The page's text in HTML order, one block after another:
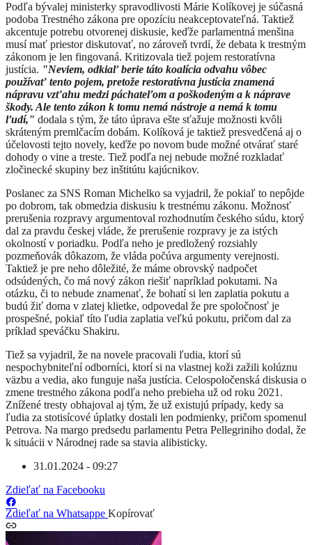
Podľa bývalej ministerky spravodlivosti Márie Kolíkovej je súčasná
podoba Trestného zákona pre opozíciu neakceptovateľná. Taktiež
akcentuje potrebu otvorenej diskusie, keďže parlamentná menšina
musí mať priestor diskutovať, no zároveň tvrdí, že debata k trestným
zákonom je len fingovaná. Kritizovala tiež pojem restoratívna
justícia. "Neviem, odkiaľ berie táto koalícia odvahu vôbec
používať tento pojem, pretože restoratívna justícia znamená
nápravu vzťahu medzi páchateľom a poškodeným a k náprave
škody. Ale tento zákon k tomu nemá nástroje a nemá k tomu
ľudí," dodala s tým, že táto úprava ešte sťažuje možnosti kvôli
skráteným premlčacím dobám. Kolíková je taktiež presvedčená aj o
účelovosti tejto novely, keďže po novom bude možné otvárať staré
dohody o vine a treste. Tiež podľa nej nebude možné rozkladať
zločinecké skupiny bez inštitútu kajúcnikov.
Poslanec za SNS Roman Michelko sa vyjadril, že pokiaľ to nepôjde
po dobrom, tak obmedzia diskusiu k trestnému zákonu. Možnosť
prerušenia rozpravy argumentoval rozhodnutím českého súdu, ktorý
dal za pravdu českej vláde, že prerušenie rozpravy je za istých
okolností v poriadku. Podľa neho je predložený rozsiahly
pozmeňovák dôkazom, že vláda počúva argumenty verejnosti.
Taktiež je pre neho dôležité, že máme obrovský nadpočet
odsúdených, čo má nový zákon riešiť napríklad pokutami. Na
otázku, či to nebude znamenať, že bohatí si len zaplatia pokutu a
budú žiť doma v zlatej klietke, odpovedal že pre spoločnosť je
prospešné, pokiaľ títo ľudia zaplatia veľkú pokutu, pričom dal za
príklad speváčku Shakiru.
Tiež sa vyjadril, že na novele pracovali ľudia, ktorí sú
nespochybniteľní odborníci, ktorí si na vlastnej koži zažili kolúznu
väzbu a vedia, ako funguje naša justícia. Celospoločenská diskusia o
zmene trestného zákona podľa neho prebieha už od roku 2021.
Znížené tresty obhajoval aj tým, že už existujú prípady, kedy sa
ľudia za stotisícové úplatky dostali len podmienky, pričom spomenul
Petrova. Na margo predsedu parlamentu Petra Pellegriniho dodal, že
k situácii v Národnej rade sa stavia alibisticky.
31.01.2024 - 09:27
Zdieľať na Facebooku
Zdieľať na Whatsappe Kopírovať